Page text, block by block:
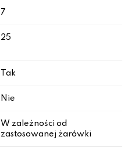
7
25
Tak
Nie
W zależności od
zastosowanej żarówki